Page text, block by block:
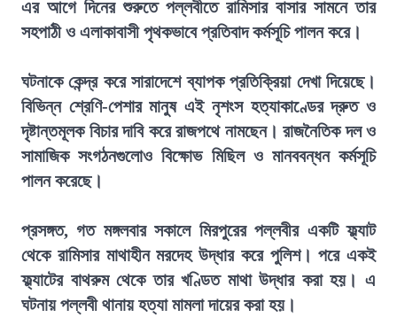
এর আগে দিনের শুরুতে পল্লবীতে রামিসার বাসার সামনে তার
সহপাঠী ও এলাকাবাসী পৃথকভাবে প্রতিবাদ কর্মসূচি পালন করে।
ঘটনাকে কেন্দ্র করে সারাদেশে ব্যাপক প্রতিক্রিয়া দেখা দিয়েছে।
বিভিন্ন শ্রেণি-পেশার মানুষ এই নৃশংস হত্যাকাণ্ডের দ্রুত ও
দৃষ্টান্তমূলক বিচার দাবি করে রাজপথে নামছেন। রাজনৈতিক দল ও
সামাজিক সংগঠনগুলোও বিক্ষোভ মিছিল ও মানববন্ধন কর্মসূচি
পালন করেছে।
প্রসঙ্গত, গত মঙ্গলবার সকালে মিরপুরের পল্লবীর একটি ফ্ল্যাট
থেকে রামিসার মাথাহীন মরদেহ উদ্ধার করে পুলিশ। পরে একই
ফ্ল্যাটের বাথরুম থেকে তার খণ্ডিত মাথা উদ্ধার করা হয়। এ
ঘটনায় পল্লবী থানায় হত্যা মামলা দায়ের করা হয়।